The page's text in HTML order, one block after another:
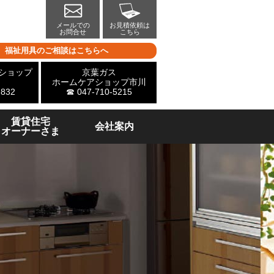
メールでの
お問合せ
お見積依頼は
こちら
福祉用具のご相談はこちらへ
ョップ
京葉ガス
ホームケアショップ市川
☎ 047-710-5215
賃貸住宅
オーナーさま
会社案内